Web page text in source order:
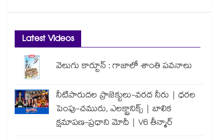
Latest Videos
వెలుగు కార్టూన్ : గాజాలో శాంతి పవనాలు
నీటిపారుదల ప్రాజెక్టులు-వరద నీరు | ధరల
పెంపు-చమురు, ఎలక్ట్రానిక్స్ | బాలిక
క్షమాపణ-ప్రధాని మోదీ | V6 తీన్మార్